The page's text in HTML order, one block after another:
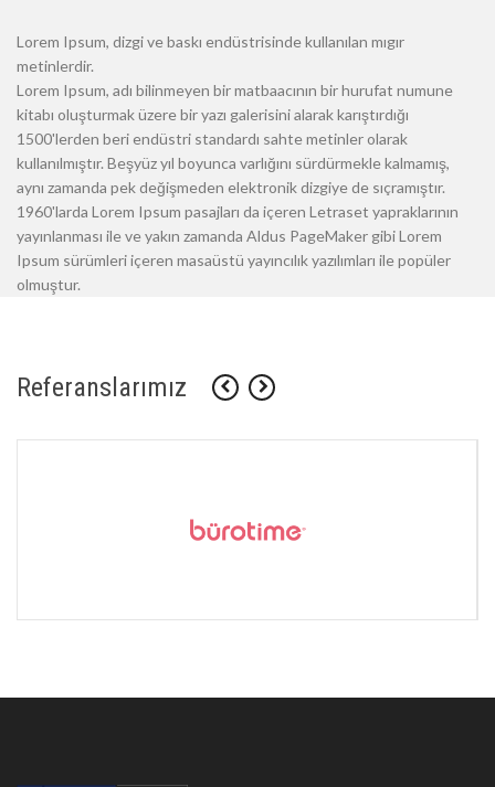
Lorem Ipsum, dizgi ve baskı endüstrisinde kullanılan mıgır
metinlerdir.
Lorem Ipsum, adı bilinmeyen bir matbaacının bir hurufat numune
kitabı oluşturmak üzere bir yazı galerisini alarak karıştırdığı
1500'lerden beri endüstri standardı sahte metinler olarak
kullanılmıştır. Beşyüz yıl boyunca varlığını sürdürmekle kalmamış,
aynı zamanda pek değişmeden elektronik dizgiye de sıçramıştır.
1960'larda Lorem Ipsum pasajları da içeren Letraset yapraklarının
yayınlanması ile ve yakın zamanda Aldus PageMaker gibi Lorem
Ipsum sürümleri içeren masaüstü yayıncılık yazılımları ile popüler
olmuştur.
Referanslarımız